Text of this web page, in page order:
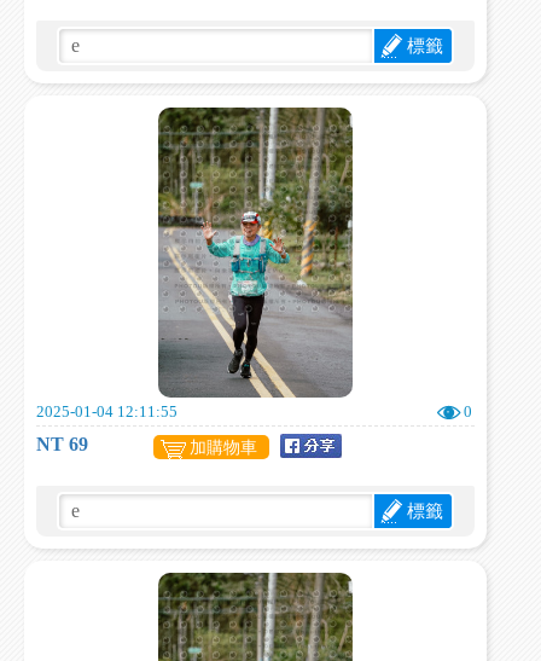
標籤
2025-01-04 12:11:55 0
NT 69 加購物車
標籤